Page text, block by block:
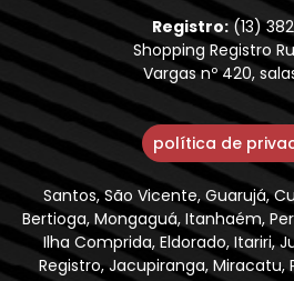
Registro:(13)
Shopping Registro
Vargas nº 420,
política de
Santos, São Vicente, Guarujá,
Bertioga, Mongaguá, Itanhaém,
Ilha Comprida, Eldorado, Itariri,
Registro, Jacupiranga, Miracatu,